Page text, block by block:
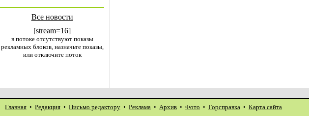
Все новости
[stream=16]
в потоке отсутствуют показы
рекламных блоков, назначьте показы,
или отключите поток
Главная • Редакция • Письмо редактору • Реклама • Архив • Фото • Горсправка • Карта сайта